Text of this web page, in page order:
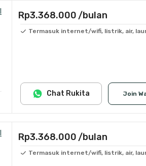
Rp3.368.000 /bulan
Termasuk internet/wifi, listrik, air,
Join
Chat Rukita
Rp3.368.000 /bulan
Termasuk internet/wifi, listrik, air,